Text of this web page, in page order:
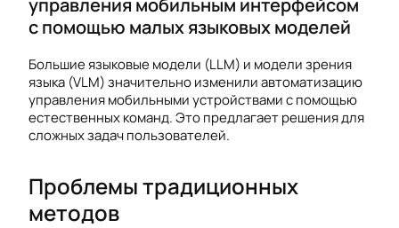
с помощью малых языковых моделей
Большие языковые модели (LLM) и модели зрения
языка (VLM) значительно изменили автоматизацию
управления мобильными устройствами с помощью
естественных команд. Это предлагает решения для
сложных задач пользователей.
Проблемы традиционных
методов